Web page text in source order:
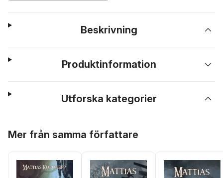
Beskrivning
Produktinformation
Utforska kategorier
Mer från samma författare